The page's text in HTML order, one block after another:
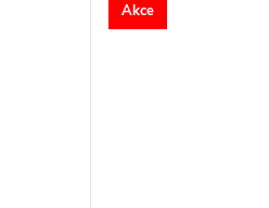
Akce